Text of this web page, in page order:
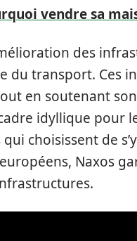
vendre sa
des
du transport. Ces
en soutenant
idyllique pour
choisissent de
Naxos